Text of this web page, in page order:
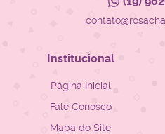
Institucional
Página Inicial
Fale Conosco
Mapa do Site